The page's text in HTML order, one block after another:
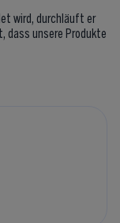
wird, durchläuft er
dass unsere Produkte